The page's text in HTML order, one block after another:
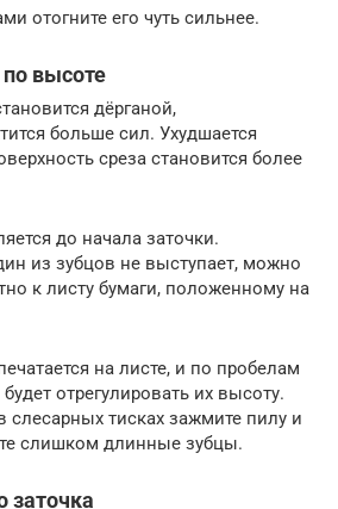
отогните его чуть сильнее.
высоте
дёрганой,
больше сил. Ухудшается
среза становится более
до начала заточки.
из зубцов не выступает, можно
к листу бумаги, положенному на
на листе, и по пробелам
отрегулировать их высоту.
слесарных тисках зажмите пилу и
слишком длинные зубцы.
заточка